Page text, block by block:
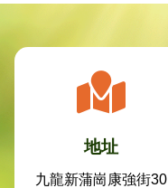
地址
九龍新蒲崗康強街30